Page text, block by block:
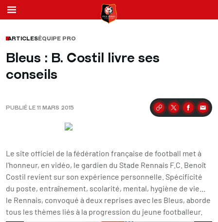
ARTICLESÉQUIPE PRO
Bleus : B. Costil livre ses
conseils
PUBLIÉ LE 11 MARS 2015 Partager
Le site officiel de la fédération française de football met à
l'honneur, en vidéo, le gardien du Stade Rennais F.C. Benoît
Costil revient sur son expérience personnelle. Spécificité
du poste, entraînement, scolarité, mental, hygiène de vie...
le Rennais, convoqué à deux reprises avec les Bleus, aborde
tous les thèmes liés à la progression du jeune footballeur.